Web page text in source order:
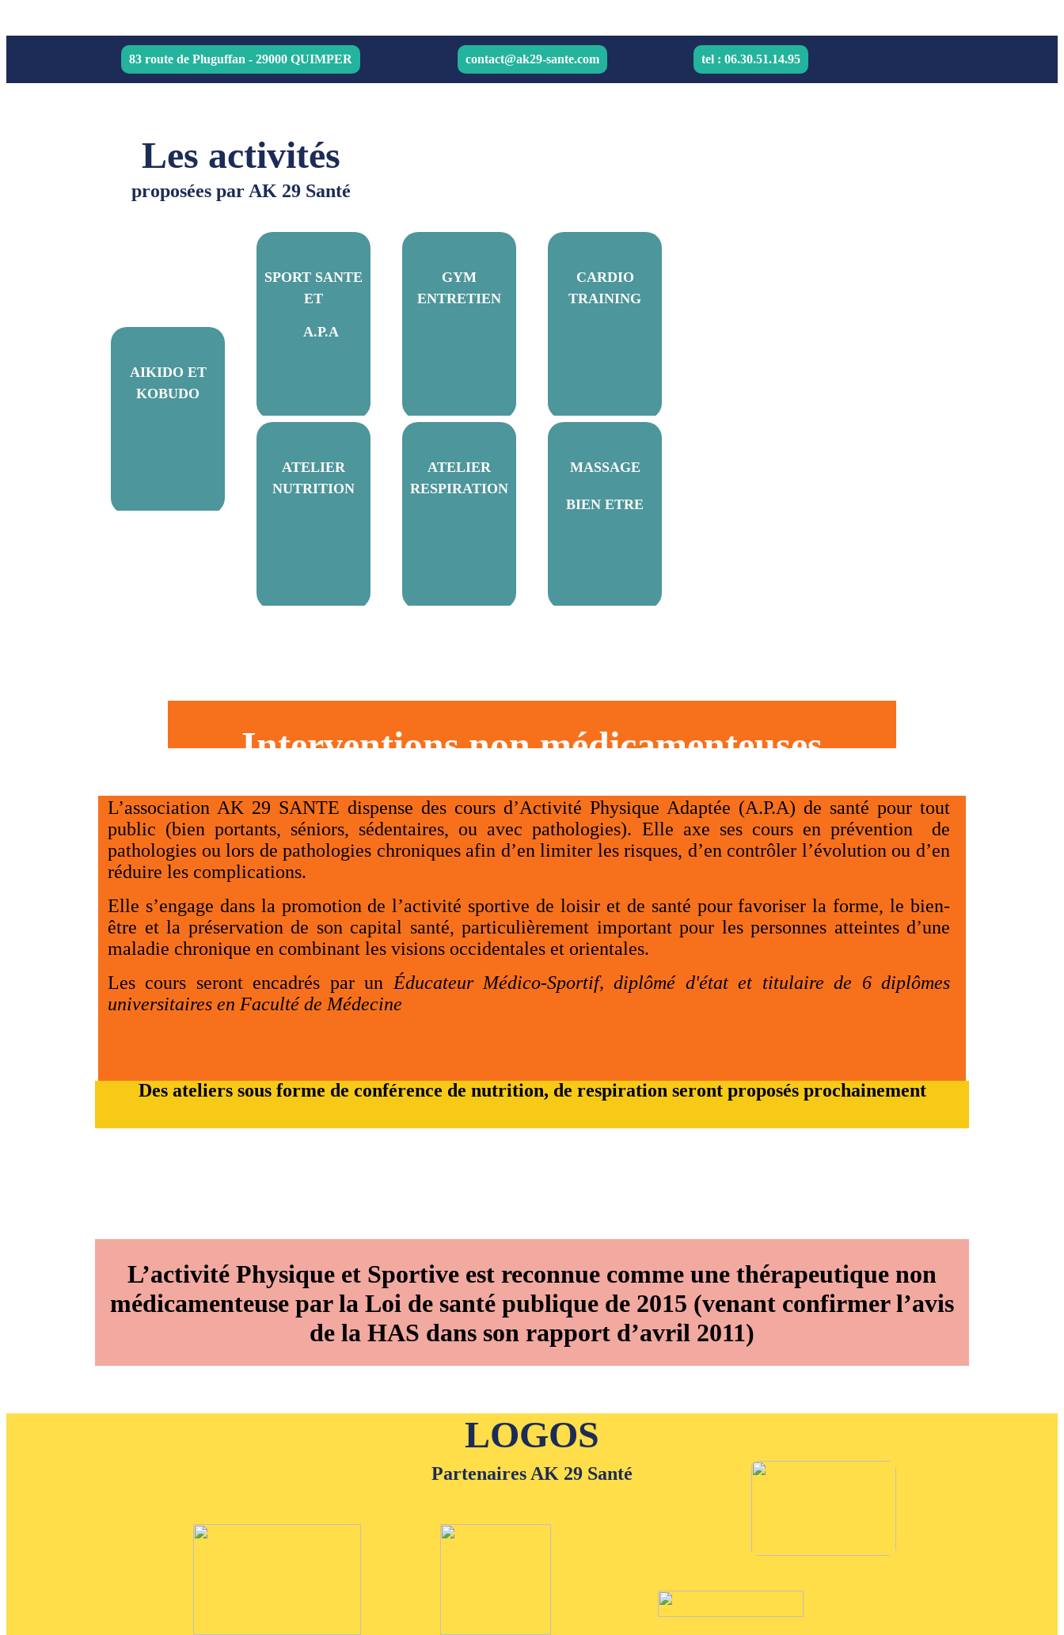
83 route de Pluguffan - 29000 QUIMPER contact@ak29-sante.com tel : 06.30.51.14.95
Les activités
proposées par AK 29 Santé
SPORT SANTE
ET
A.P.A
GYM
ENTRETIEN
CARDIO
TRAINING
AIKIDO ET
KOBUDO
ATELIER
NUTRITION
ATELIER
RESPIRATION
MASSAGE
BIEN ETRE
Interventions non médicamenteuses
L’association AK 29 SANTE dispense des cours d’Activité Physique Adaptée (A.P.A) de santé pour tout
public (bien portants, séniors, sédentaires, ou avec pathologies). Elle axe ses cours en prévention de
pathologies ou lors de pathologies chroniques afin d’en limiter les risques, d’en contrôler l’évolution ou d’en
réduire les complications.
Elle s’engage dans la promotion de l’activité sportive de loisir et de santé pour favoriser la forme, le bien-
être et la préservation de son capital santé, particulièrement important pour les personnes atteintes d’une
maladie chronique en combinant les visions occidentales et orientales.
Les cours seront encadrés par un Éducateur Médico-Sportif, diplômé d'état et titulaire de 6 diplômes
universitaires en Faculté de Médecine
Des ateliers sous forme de conférence de nutrition, de respiration seront proposés prochainement
L’activité Physique et Sportive est reconnue comme une thérapeutique non
médicamenteuse par la Loi de santé publique de 2015 (venant confirmer l’avis
de la HAS dans son rapport d’avril 2011)
LOGOS
Partenaires AK 29 Santé